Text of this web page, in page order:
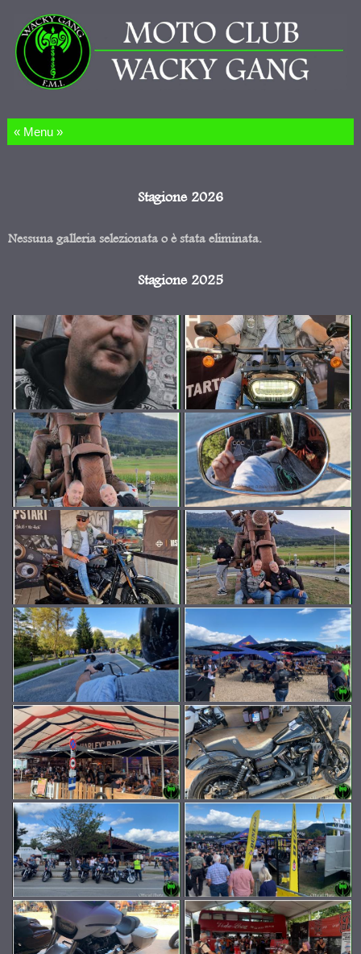
Salta al contenuto
Stagione 2026
Nessuna galleria selezionata o è stata eliminata.
Stagione 2025